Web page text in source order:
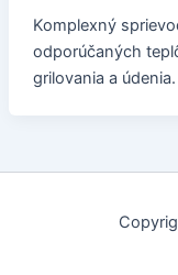
Komplexný
odporúčaných
grilovania a